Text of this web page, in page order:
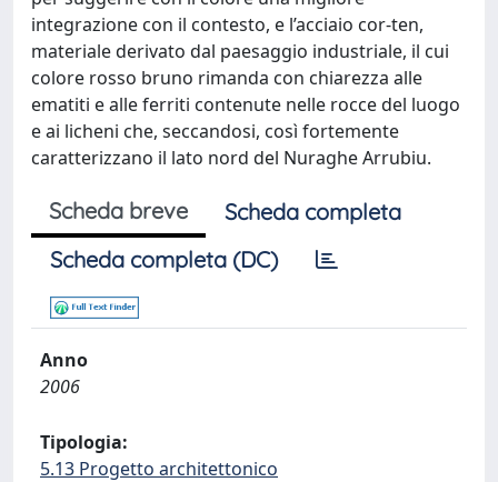
integrazione con il contesto, e l’acciaio cor-ten,
materiale derivato dal paesaggio industriale, il cui
colore rosso bruno rimanda con chiarezza alle
ematiti e alle ferriti contenute nelle rocce del luogo
e ai licheni che, seccandosi, così fortemente
caratterizzano il lato nord del Nuraghe Arrubiu.
Scheda breve
Scheda completa
Scheda completa (DC)
Anno
2006
Tipologia:
5.13 Progetto architettonico